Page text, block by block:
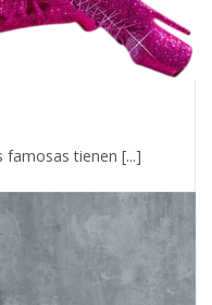
tienen [...]